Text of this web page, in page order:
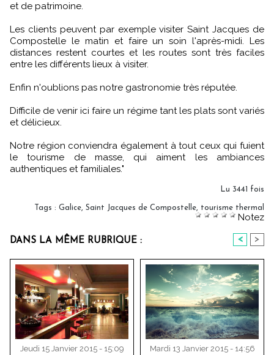
et de patrimoine.
Les clients peuvent par exemple visiter Saint Jacques de
Compostelle le matin et faire un soin l'après-midi. Les
distances restent courtes et les routes sont très faciles
entre les différents lieux à visiter.
Enfin n'oublions pas notre gastronomie très réputée.
Difficile de venir ici faire un régime tant les plats sont variés
et délicieux.
Notre région conviendra également à tout ceux qui fuient
le tourisme de masse, qui aiment les ambiances
authentiques et familiales."
Lu 3441 fois
Tags : Galice, Saint Jacques de Compostelle, tourisme thermal
Notez
DANS LA MÊME RUBRIQUE : < >
Jeudi 15 Janvier 2015 - 15:09
Mardi 13 Janvier 2015 - 14:56